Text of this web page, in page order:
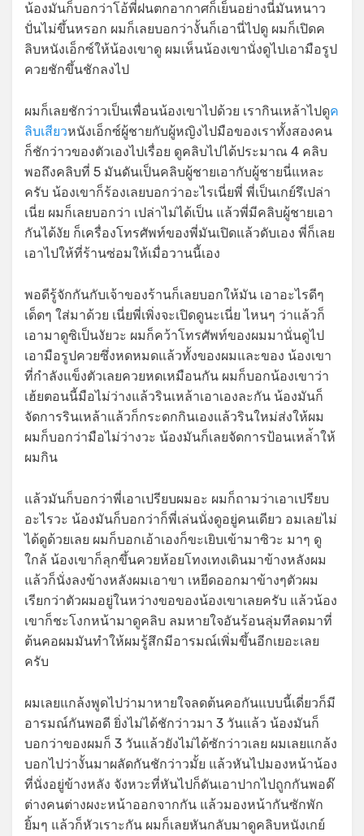
น้องมันก็บอกว่าโอ้พี่ฝนตกอากาศก็เย็นอย่างนี่มันหนาว
ปั่นไม่ขึ้นหรอก ผมก็เลยบอกว่างั้นก็เอานี่ไปดู ผมก็เปิดค
ลิบหนังเอ็กซ์ให้น้องเขาดู ผมเห็นน้องเขานั่งดูไปเอามือรูป
ควยชักขึ้นชักลงไป
ผมก็เลยชักว่าวเป็นเพื่อนน้องเขาไปด้วย เรากินเหล้าไปดูค
ลิบเสียวหนังเอ็กซ์ผู้ชายกับผู้หญิงไปมือของเราทั้งสองคน
ก็ชักว่าวของตัวเองไปเรื่อย ดูคลิบไปได้ประมาณ 4 คลิบ
พอถึงคลิบที่ 5 มันดันเป็นคลิบผู้ชายเอากับผู้ชายนี่แหละ
ครับ น้องเขาก็ร้องเลยบอกว่าอะไรเนี่ยพี่ พี่เป็นเกย์รึเปล่า
เนี่ย ผมก็เลยบอกว่า เปล่าไม่ได้เป็น แล้วพี่มีคลิบผู้ชายเอา
กันได้งัย ก็เครื่องโทรศัพท์ของพี่มันเปิดแล้วดับเอง พี่ก็เลย
เอาไปให้ที่ร้านซ่อมให้เมื่อวานนี้เอง
พอดีรู้จักกันกับเจ้าของร้านก็เลยบอกให้มัน เอาอะไรดีๆ
เด็ดๆ ใส่มาด้วย เนี่ยพี่เพิ่งจะเปิดดูนะเนี่ย ไหนๆ ว่าแล้วก็
เอามาดูซิเป็นงัยวะ ผมก็คว้าโทรศัพท์ของผมมานั่นดูไป
เอามือรูปควยซึ่งหดหมดแล้วทั้งของผมและของ น้องเขา
ที่กำลังแข็งตัวเลยควยหดเหมือนกัน ผมก็บอกน้องเขาว่า
เฮ้ยตอนนี้มือไม่ว่างแล้วรินเหล้าเอาเองละกัน น้องมันก็
จัดการรินเหล้าแล้วก็กระดกกินเองแล้วรินใหม่ส่งให้ผม
ผมก็บอกว่ามือไม่ว่างวะ น้องมันก็เลยจัดการป้อนเหล่้าให้
ผมกิน
แล้วมันก็บอกว่าพี่เอาเปรียบผมอะ ผมก็ถามว่าเอาเปรียบ
อะไรวะ น้องมันก็บอกว่าก็พี่เล่นนั่งดูอยู่คนเดียว อมเลยไม่
ได้ดูด้วยเลย ผมก็บอกเอ้าเองก็ขะเยิบเข้ามาซิวะ มาๆ ดู
ใกล้ น้องเขาก็ลุกขึ้นควยห้อยโทงเทงเดินมาข้างหลังผม
แล้วก็นั่งลงข้างหลังผมเอาขา เหยีดออกมาข้างๆตัวผม
เรียกว่าตัวผมอยู่ในหว่างขอของน้องเขาเลยครับ แล้วน้อง
เขาก็ชะโงกหน้ามาดูคลิบ ลมหายใจอันร้อนลุ่มทีลดมาที่
ต้นคอผมมันทำให้ผมรู้สึกมีอารมณ์เพิ่มขึ้นอีกเยอะเลย
ครับ
ผมเลยแกล้งพูดไปว่ามาหายใจลดต้นคอกันแบบนี้เดี่ยวก็มี
อารมณ์กันพอดี ยิ่งไม่ได้ชักว่าวมา 3 วันแล้ว น้องมันก็
บอกว่าของผมก็ 3 วันแล้วยังไม่ได้ซักว่าวเลย ผมเลยแกล้ง
บอกไปว่างั้นมาผลัดกันชักว่าวมั้ย แล้วหันไปมองหน้าน้อง
ที่นั่งอยู่ข้างหลัง จังหวะที่หันไปก็ดันเอาปากไปถูกกันพอด๊
ต่างคนต่างผงะหน้าออกจากกัน แล้วมองหน้ากันซักพัก
ยิ้มๆ แล้วก็หัวเราะกัน ผมก็เลยหันกลับมาดูคลิบหนังเกย์